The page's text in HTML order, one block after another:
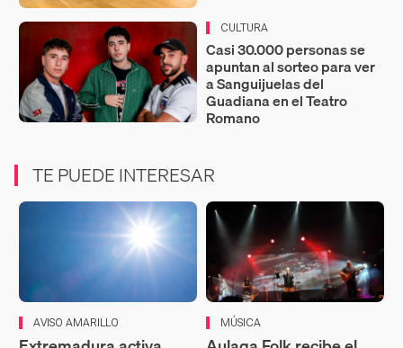
CULTURA
Casi 30.000 personas se
apuntan al sorteo para ver
a Sanguijuelas del
Guadiana en el Teatro
Romano
TE PUEDE INTERESAR
AVISO AMARILLO MÚSICA